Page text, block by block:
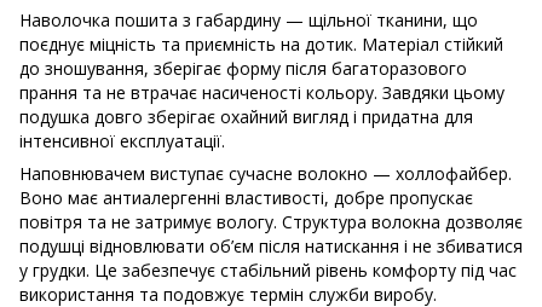
Наволочка пошита з габардину — щільної тканини, що
поєднує міцність та приємність на дотик. Матеріал стійкий
до зношування, зберігає форму після багаторазового
прання та не втрачає насиченості кольору. Завдяки цьому
подушка довго зберігає охайний вигляд і придатна для
інтенсивної експлуатації.
Наповнювачем виступає сучасне волокно — холлофайбер.
Воно має антиалергенні властивості, добре пропускає
повітря та не затримує вологу. Структура волокна дозволяє
подушці відновлювати об’єм після натискання і не збиватися
у грудки. Це забезпечує стабільний рівень комфорту під час
використання та подовжує термін служби виробу.